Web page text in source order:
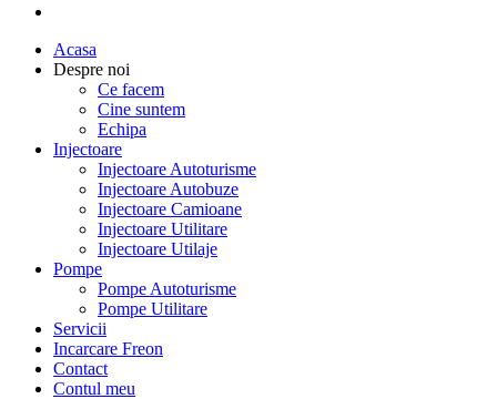
Acasa
Despre noi
Ce facem
Cine suntem
Echipa
Injectoare
Injectoare Autoturisme
Injectoare Autobuze
Injectoare Camioane
Injectoare Utilitare
Injectoare Utilaje
Pompe
Pompe Autoturisme
Pompe Utilitare
Servicii
Incarcare Freon
Contact
Contul meu